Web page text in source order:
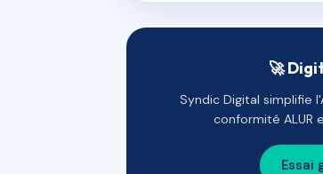
🚀
Syndic Digital simplifie
conformité ALUR
Essai